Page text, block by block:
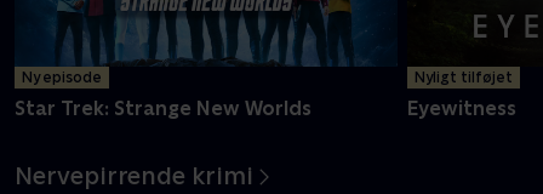
Ny episode
Star Trek: Strange New Worlds
Nyligt tilføjet
Eyewitness
Nervepirrende krimi